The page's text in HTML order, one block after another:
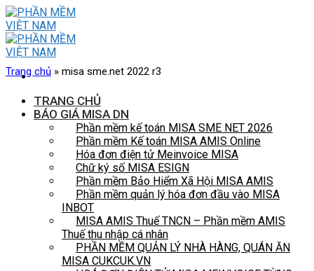
Skip
to
content
TRANG CHỦ
BÁO GIÁ MISA DN
Phần mềm kế toán MISA SME NET 2026
Phần mềm Kế toán MISA AMIS Online
Hóa đơn điện tử Meinvoice MISA
Chữ ký số MISA ESIGN
Phần mềm Bảo Hiểm Xã Hội MISA AMIS
Phần mềm quản lý hóa đơn đầu vào MISA
INBOT
MISA AMIS Thuế TNCN – Phần mềm AMIS
Thuế thu nhập cá nhân
PHẦN MỀM QUẢN LÝ NHÀ HÀNG, QUÁN ĂN
MISA CUKCUK.VN
Trang chủ » misa sme.net 2022 r3